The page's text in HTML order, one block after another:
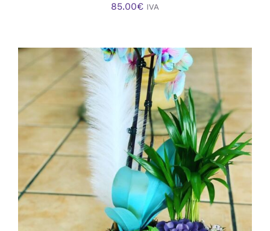
85.00€ IVA
AÑADIR AL CARRITO
/
DETALLES